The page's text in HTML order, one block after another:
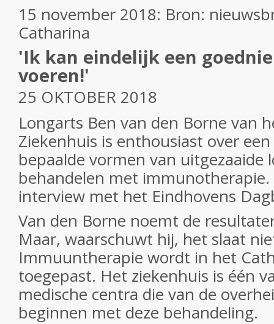
15 november 2018: Bron:
Catharina
'Ik kan eindelijk een
voeren!'
25 OKTOBER 2018
Longarts Ben van den Borne van
Ziekenhuis is enthousiast over
bepaalde vormen van uitgezaaide
behandelen met
interview met het Eindhovens
Van den Borne noemt de
Maar, waarschuwt hij, het slaat
Immuuntherapie wordt in het
toegepast. Het ziekenhuis is één
medische centra die van de
beginnen met deze behandeling.